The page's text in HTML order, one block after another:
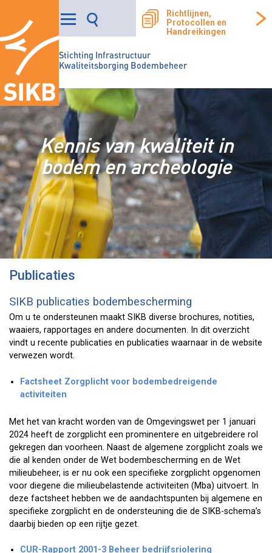
Stichting Infrastructuur
Kwaliteitsborging Bodembeheer
Richtlijnen,
Protocollen en
Handreikingen
Kennis van kwaliteit in
bodem en archeologie
Publicaties
SIKB publicaties bodembescherming
Om u te ondersteunen maakt SIKB diverse brochures, notities,
waaiers, rapportages en andere documenten. In dit overzicht
vindt u recente publicaties en publicaties waarnaar in de website
verwezen wordt.
Factsheet Zorgplicht voor bodembedreigende
activiteiten
Met het van kracht worden van de Omgevingswet per 1 januari
2024 heeft de zorgplicht een prominentere en uitgebreidere rol
gekregen dan voorheen. Naast de algemene zorgplicht zoals we
die al kenden onder de Wet bodembescherming en de Wet
milieubeheer, is er nu ook een specifieke zorgplicht opgenomen
voor diegene die milieubelastende activiteiten (Mba) uitvoert. In
deze factsheet hebben we de aandachtspunten bij algemene en
specifieke zorgplicht en de ondersteuning die de SIKB-schema’s
daarbij bieden op een rijtje gezet.
CUR-Rapport 2001-3 Beheer bedrijfsriolering